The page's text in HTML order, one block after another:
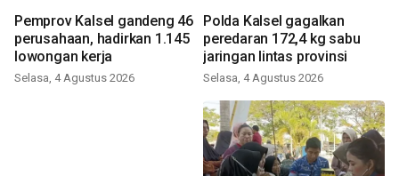
Pemprov Kalsel gandeng 46
perusahaan, hadirkan 1.145
lowongan kerja
Selasa, 4 Agustus 2026
Polda Kalsel gagalkan
peredaran 172,4 kg sabu
jaringan lintas provinsi
Selasa, 4 Agustus 2026